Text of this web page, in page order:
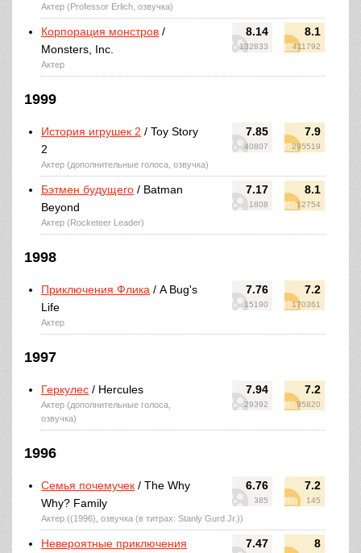
Актер (Professor Erlich, озвучка)
8.14
132833
8.1
411792
Корпорация монстров /
Monsters, Inc.
Актер
1999
7.85
40807
7.9
295519
История игрушек 2 / Toy Story
2
Актер (дополнительные голоса, озвучка)
7.17
1808
8.1
12754
Бэтмен будущего / Batman
Beyond
Актер (Rocketeer Leader)
1998
7.76
15190
7.2
170361
Приключения Флика / A Bug's
Life
Актер
1997
7.94
29392
7.2
95820
Геркулес / Hercules
Актер (дополнительные голоса,
озвучка)
1996
6.76
385
7.2
145
Семья почемучек / The Why
Why? Family
Актер ((1996), озвучка (в титрах: Stanly Gurd Jr.))
7.47 8
Невероятные приключения